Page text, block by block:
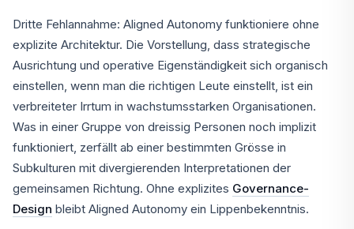
Dritte Fehlannahme: Aligned Autonomy funktioniere ohne
explizite Architektur. Die Vorstellung, dass strategische
Ausrichtung und operative Eigenständigkeit sich organisch
einstellen, wenn man die richtigen Leute einstellt, ist ein
verbreiteter Irrtum in wachstumsstarken Organisationen.
Was in einer Gruppe von dreissig Personen noch implizit
funktioniert, zerfällt ab einer bestimmten Grösse in
Subkulturen mit divergierenden Interpretationen der
gemeinsamen Richtung. Ohne explizites Governance-
Design bleibt Aligned Autonomy ein Lippenbekenntnis.